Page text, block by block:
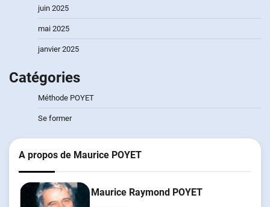
juin 2025
mai 2025
janvier 2025
Catégories
Méthode POYET
Se former
A propos de Maurice POYET
Maurice Raymond POYET